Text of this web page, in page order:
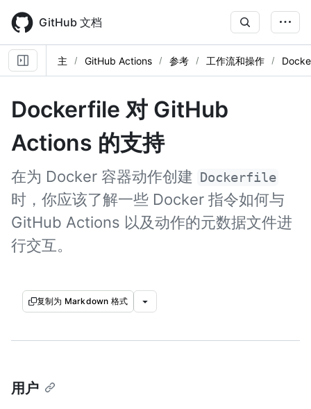
main
content
GitHub 文档
主 GitHub Actions 参考 工作流和操作
Dockerfile 对 GitHub
Actions 的支持
在为 Docker 容器动作创建 Dockerfile
时，你应该了解一些 Docker 指令如何与
GitHub Actions 以及动作的元数据文件进
行交互。
复制为 Markdown 格式
用户